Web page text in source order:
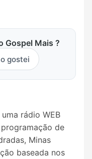
Gospel Mais ?
gostei
rádio WEB
de
Minas
baseada nos